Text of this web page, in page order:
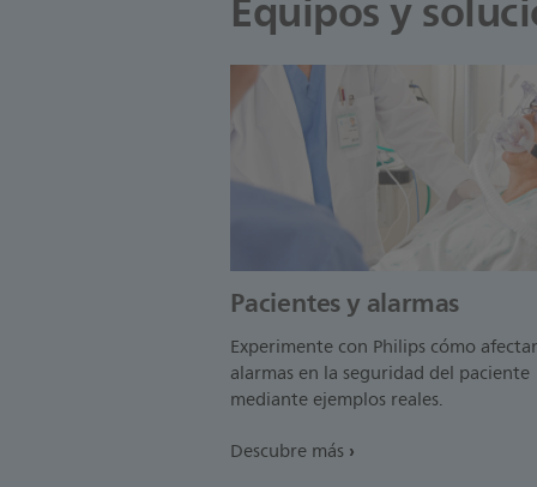
Pacientes y alarmas
Experimente con Philips cómo
alarmas en la seguridad del paciente
mediante ejemplos reales.
Descubre más